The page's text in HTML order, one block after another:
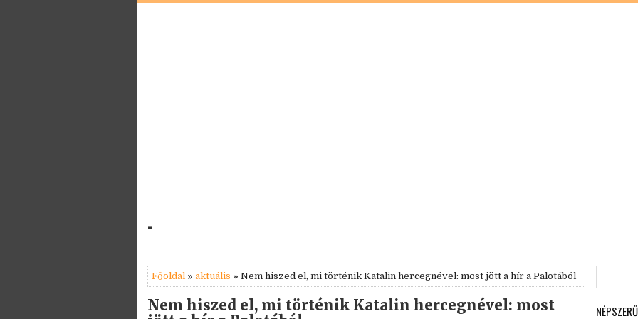
-
Főoldal » aktuális » Nem hiszed el, mi történik Katalin hercegnével: most jött a hír a Palotából
Nem hiszed el, mi történik Katalin hercegnével: most